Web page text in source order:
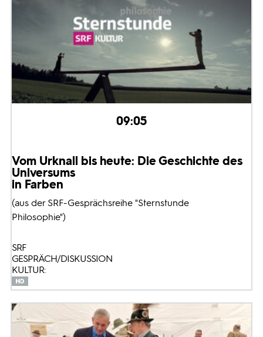
09:05
Vom Urknall bis heute: Die Geschichte des
Universums
in Farben
(aus der SRF-Gesprächsreihe "Sternstunde
Philosophie")
SRF
GESPRÄCH/DISKUSSION
KULTUR: